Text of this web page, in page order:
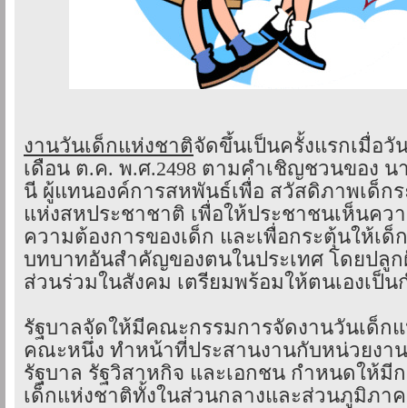
งานวันเด็กแห่งชาติจัดขึ้นเป็นครั้งแรกเมื่อวั
เดือน ต.ค. พ.ศ.2498 ตามคำเชิญชวนของ น
นี ผู้แทนองค์การสหพันธ์เพื่อ สวัสดิภาพเด็กร
แห่งสหประชาชาติ เพื่อให้ประชาชนเห็นค
ความต้องการของเด็ก และเพื่อกระตุ้นให้เด็
บทบาทอันสำคัญของตนในประเทศ โดยปลูก
ส่วนร่วมในสังคม เตรียมพร้อมให้ตนเองเป็น
รัฐบาลจัดให้มีคณะกรรมการจัดงานวันเด็ก
คณะหนึ่ง ทำหน้าที่ประสานงานกับหน่วยงา
รัฐบาล รัฐวิสาหกิจ และเอกชน กำหนดให้มี
เด็กแห่งชาติทั้งในส่วนกลางและส่วนภูมิภาค